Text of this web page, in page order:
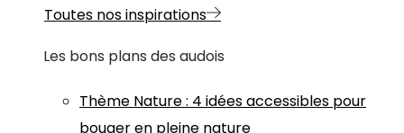
Toutes nos inspirations
Les bons plans des audois
Thème Nature: 4 idées accessibles pour
bouger en pleine nature